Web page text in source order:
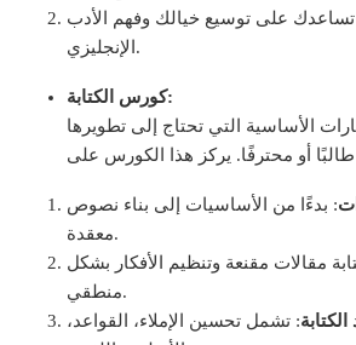
على توسيع خيالك وفهم الأدب
الإنجليزي.
كورس الكتابة:
الأساسية التي تحتاج إلى تطويرها
: بدءًا من الأساسيات إلى بناء نصوص
معقدة.
مقالات مقنعة وتنظيم الأفكار بشكل
منطقي.
: تشمل تحسين الإملاء، القواعد،